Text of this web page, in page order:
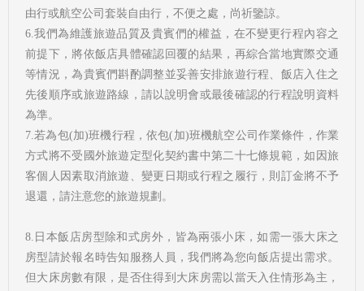
由行或航空公司套裝自由行，不便之處，尚祈鑒諒。
6.我們為維護旅遊品質及貴賓們的權益，在不變更行程內容之
前提下，將依飯店具體確認回覆的結果，再綜合當地實際交通
等情況，為貴賓們斟酌調整並妥善安排旅遊行程、飯店入住之
先後順序或旅遊路線，請以說明會或最後確認的行程說明資料
為準。
7.若為包(加)班機行程，依包(加)班機航空公司作業條件，作業
方式將不受國外旅遊定型化契約書中第二十七條規範，如因旅
客個人因素取消旅遊、變更日期或行程之履行，則訂金將不予
退還，請注意您的旅遊規劃。
8.日本飯店房型除和式房外，皆為兩張小床，如需一張大床之
房型請於報名時告知服務人員，我們將為您向飯店提出需求。
但大床房數有限，是否住得到大床房需以當天入住情形為主，